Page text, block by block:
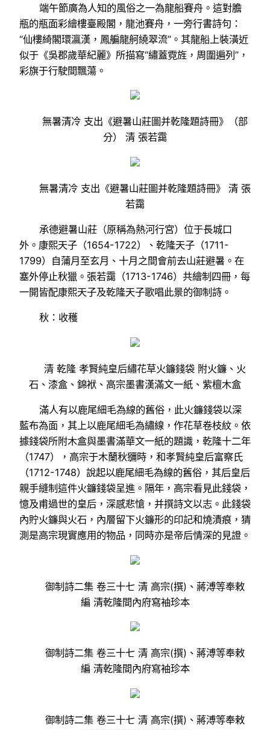
端午節廣為人知的風俗之一為龍船賽舟。這對膽
瓶的瓶面彩繪樓臺殿閣，龍池賽舟，一旁行書詩句：
“仙樓綺閣環瀛漢，鳳艑龍舸繞翠流”。其龍船上裝潢近
似于《吳郡歲華紀麗》所描寫“繡蓋霓旌，周圍遍列”，
彩旗于行駛間飄蕩。
無暑清冷 支出《避暑山莊圖并乾隆題詩冊》（部
分） 清 張若靄
無暑清冷 支出《避暑山莊圖并乾隆題詩冊》 清 張
若靄
承德避暑山莊（原稱為熱河行宮）位于長城口
外。康熙天子（1654-1722）、乾隆天子（1711-
1799）自蒲月至玄月、十月之間會前去山莊避暑。在
塞外停止秋獵。張若靄（1713-1746）共繪制四冊，每
一開皆配康熙天子及乾隆天子歌唱此景的御制詩。
秋：收穫
清 乾隆 孝賢純皇后繡花草火鐮錢袋 附火鐮、火
石、漆盒、錦袱、高宗墨書漢滿文一紙、紫檀木盒
滿人有以鹿尾細毛為線的舊俗，此火鐮錢袋以深
藍布為面，其上以鹿尾細毛為繡線，作花草卷枝紋。依
據錢袋所附木盒與墨書滿華文一紙的題識，乾隆十二年
（1747），高宗于木蘭秋獼時，和孝賢純皇后富察氏
（1712-1748）說起以鹿尾細毛為線的舊俗，其后皇后
親手縫制這件火鐮錢袋呈進。隔年，高宗看見此錢袋，
憶及甫過世的皇后，深感悲愴，并撰詩文以志。此錢袋
內貯火鐮與火石，內層留下火鐮形的印記和燒漬痕，猜
測是高宗現實應用的物品，同時亦是帝后情深的見證。
御制詩二集 卷三十七 清 高宗(撰)、蔣溥等奉敕
編 清乾隆間內府寫袖珍本
御制詩二集 卷三十七 清 高宗(撰)、蔣溥等奉敕
編 清乾隆間內府寫袖珍本
御制詩二集 卷三十七 清 高宗(撰)、蔣溥等奉敕